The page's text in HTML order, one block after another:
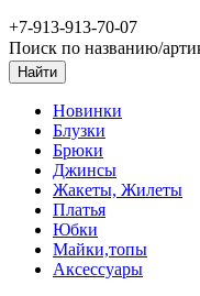
+7-913-913-70-07
Поиск по названию/
Новинки
Блузки
Брюки
Джинсы
Жакеты, Жилеты
Платья
Юбки
Майки,топы
Аксессуары